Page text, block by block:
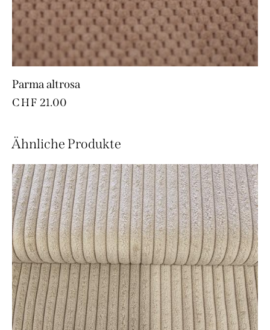
Parma altrosa
CHF 21.00
Ähnliche Produkte